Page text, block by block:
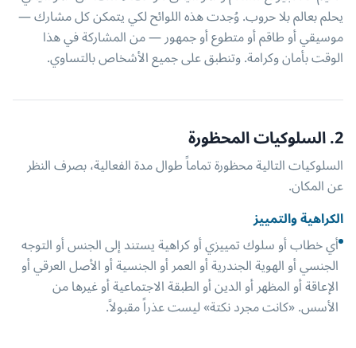
يحلم بعالم بلا حروب. وُجدت هذه اللوائح لكي يتمكن كل مشارك —
موسيقي أو طاقم أو متطوع أو جمهور — من المشاركة في هذا
الوقت بأمان وكرامة. وتنطبق على جميع الأشخاص بالتساوي.
2. السلوكيات المحظورة
السلوكيات التالية محظورة تماماً طوال مدة الفعالية، بصرف النظر
عن المكان.
الكراهية والتمييز
أي خطاب أو سلوك تمييزي أو كراهية يستند إلى الجنس أو التوجه
الجنسي أو الهوية الجندرية أو العمر أو الجنسية أو الأصل العرقي أو
الإعاقة أو المظهر أو الدين أو الطبقة الاجتماعية أو غيرها من
الأسس. «كانت مجرد نكتة» ليست عذراً مقبولاً.